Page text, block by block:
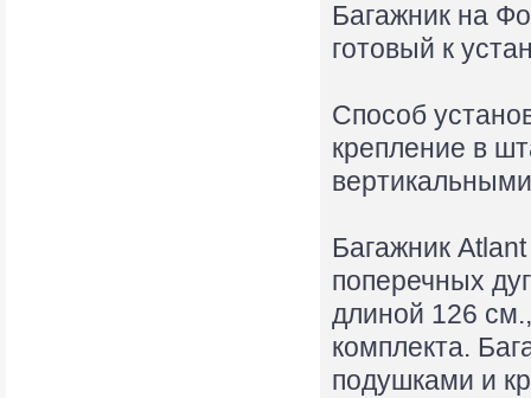
Багажник на
готовый к
Способ
крепление в
Багажник
поперечных
длиной 126
комплекта.
подушками и